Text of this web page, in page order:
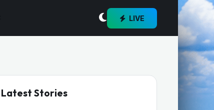
LIVE
Latest Stories